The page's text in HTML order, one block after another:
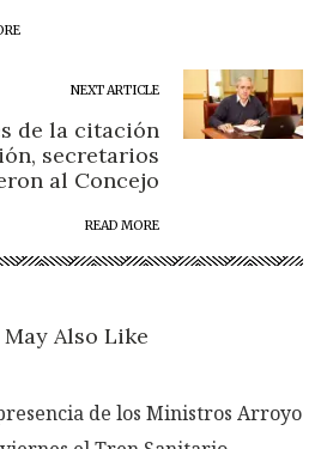
NEXT ARTICLE
de la citación
secretarios
al Concejo
READ MORE
Also Like